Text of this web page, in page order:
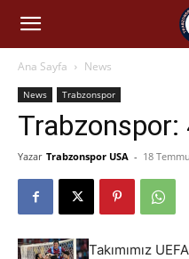
Ana Sayfa News
News Trabzonspor
Yazar Trabzonspor USA - 18
Takımımız